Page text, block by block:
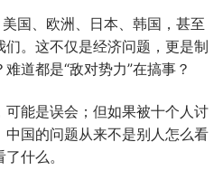
国、欧洲、日本、韩国，甚至
。这不仅是经济问题，更是制
道都是“敌对势力”在搞事？
能是误会；但如果被十个人讨
国的问题从来不是别人怎么看
什么。